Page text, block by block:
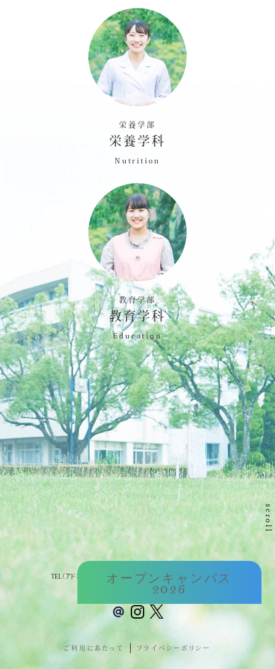
scroll
オープンキャンパス
2026
栄養学部
栄養学科
Nutrition
教育学部
教育学科
Education
TEL（アドミッションセンター） : 06-6872-0721（平日9:00～17:00）
ご利用にあたって プライバシーポリシー